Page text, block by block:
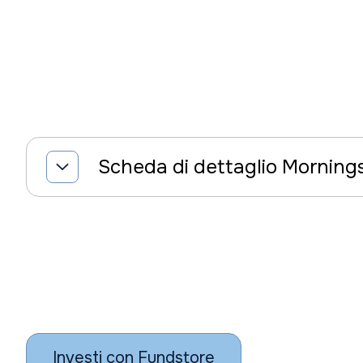
Scheda di dettaglio
Investi con Fundstore